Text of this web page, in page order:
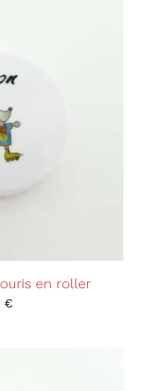
/
en roller
€